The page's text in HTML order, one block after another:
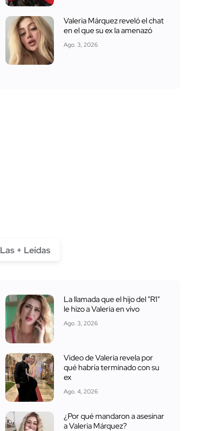
Valeria Márquez reveló el chat
en el que su ex la amenazó
Ago. 3, 2026
Las + Leídas
La llamada que el hijo del "R1"
le hizo a Valeria en vivo
Ago. 3, 2026
Video de Valeria revela por
qué habría terminado con su
ex
Ago. 4, 2026
¿Por qué mandaron a asesinar
a Valeria Márquez?